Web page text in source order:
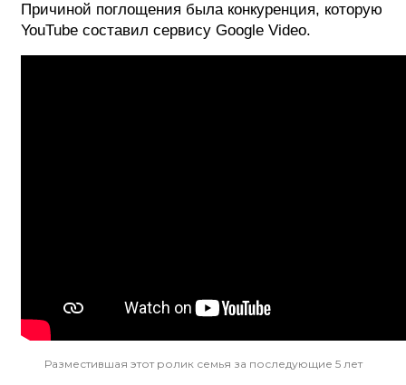
Причиной поглощения была конкуренция, которую
YouTube составил сервису Google Video.
Разместившая этот ролик семья за последующие 5 лет